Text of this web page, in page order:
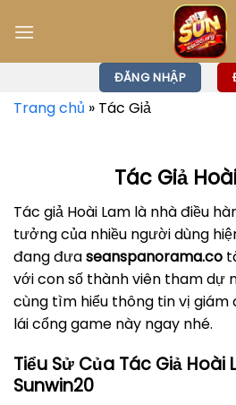
qua
ĐĂNG NHẬP
Trang chủ » Tác Giả
Tác Giả
Tác giả Hoài Lam là nhà điều
tưởng của nhiều người dùng
đang đưaseanspanorama.co
với con số thành viên tham dự
cùng tìm hiểu thông tin vị giám
lái cổng game này ngay nhé.
Tiểu Sử Của Tác Giả Hoài
Sunwin20